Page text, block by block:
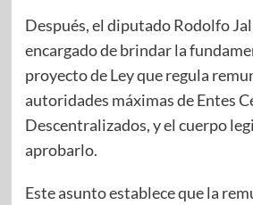
Después, el diputado Rodolfo
encargado de brindar la
proyecto de Ley que regula
autoridades máximas de Entes
Descentralizados, y el cuerpo
aprobarlo.
Este asunto establece que la